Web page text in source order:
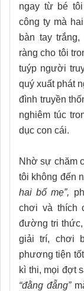
ngay từ bé
công ty mà
bàn tay
ràng cho tôi
tuýp người
quý xuất phát
đình truyền
nghiêm túc
dục con cái.
Nhờ sự chăm
tôi không đến
hai bố mẹ”,
chơi và thích
đường tri
giải trí, chơi
phương tiện
kì thi, mọi đợt
“đằng đẵng”